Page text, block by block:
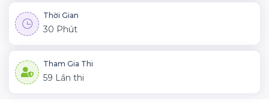
Thời Gian
30 Phút
Tham Gia Thi
59 Lần thi